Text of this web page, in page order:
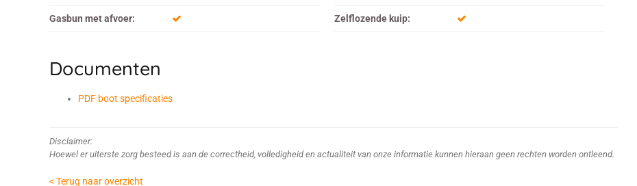
Gasbun met afvoer: Zelflozende kuip:
Documenten
PDF boot specificaties
Disclaimer:
Hoewel er uiterste zorg besteed is aan de correctheid, volledigheid en actualiteit van onze informatie kunnen hieraan geen rechten worden ontleend.
< Terug naar overzicht